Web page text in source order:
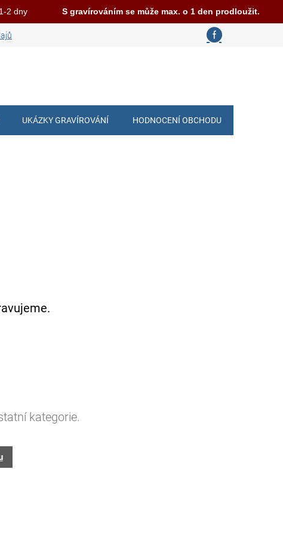
2 dny
S gravírováním se může max. o 1 den prodloužit.
UKÁZKY GRAVÍROVÁNÍ HODNOCENÍ OBCHODU
kategorie.